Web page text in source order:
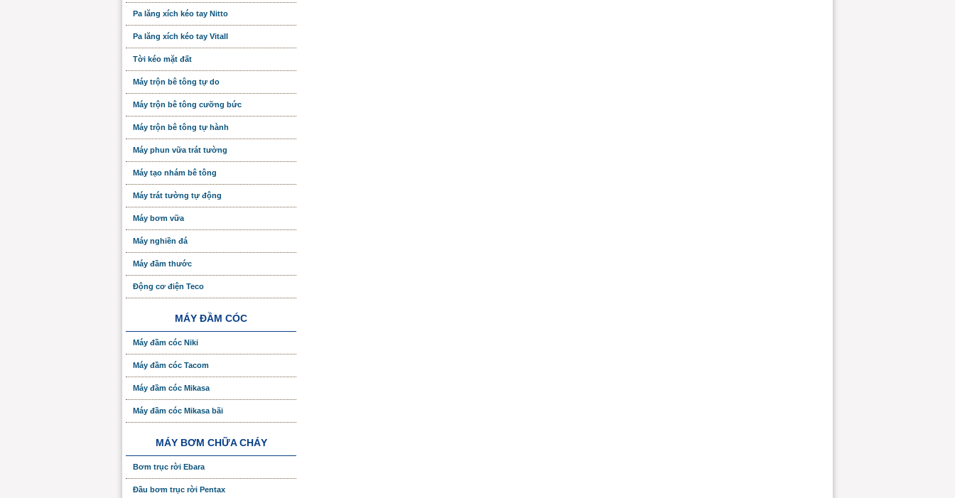
Pa lăng xích kéo tay Nitto
Pa lăng xích kéo tay Vitall
Tời kéo mặt đất
Máy trộn bê tông tự do
Máy trộn bê tông cưỡng bức
Máy trộn bê tông tự hành
Máy phun vữa trát tường
Máy tạo nhám bê tông
Máy trát tường tự động
Máy bơm vữa
Máy nghiền đá
Máy đầm thước
Động cơ điện Teco
MÁY ĐẦM CÓC
Máy đầm cóc Niki
Máy đầm cóc Tacom
Máy đầm cóc Mikasa
Máy đầm cóc Mikasa bãi
MÁY BƠM CHỮA CHÁY
Bơm trục rời Ebara
Đầu bơm trục rời Pentax